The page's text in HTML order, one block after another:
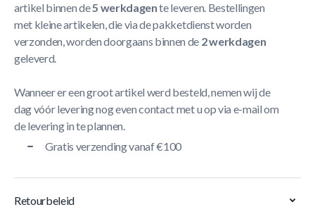
artikel binnen de5 werkdagente leveren. Bestellingen
met kleine artikelen, die via de pakketdienst worden
verzonden, worden doorgaans binnen de 2 werkdagen
geleverd.
Wanneer er een groot artikel werd besteld, nemen wij de
dag vóór levering nog even contact met u op via e-mail om
de levering in te plannen.
Gratis verzending vanaf €100
Retourbeleid